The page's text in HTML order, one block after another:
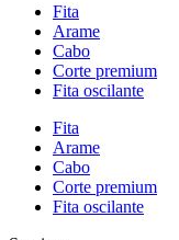
Fita
Arame
Cabo
Corte premium
Fita oscilante
Fita
Arame
Cabo
Corte premium
Fita oscilante